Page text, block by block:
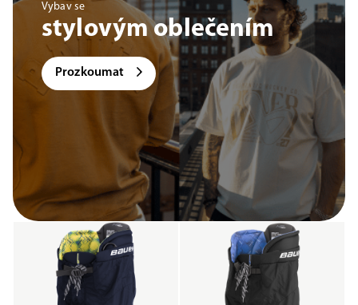
Vybav se
stylovým oblečením
Prozkoumat